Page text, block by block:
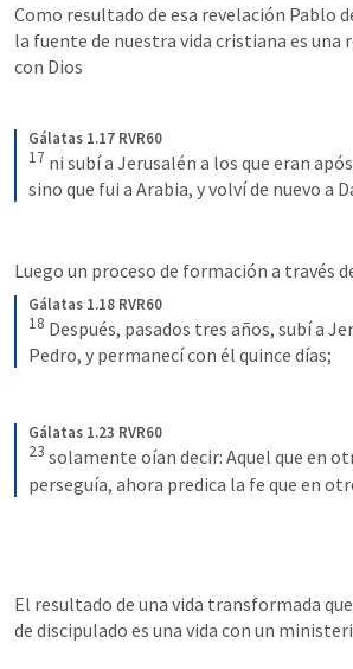
Como resultado de esa revelación Pablo
la fuente de nuestra vida cristiana es una
con Dios
Gálatas 1.17 RVR60
17 ni subí a Jerusalén a los que eran
sino que fui a Arabia, y volví de nuevo a
Luego un proceso de formación a través
Gálatas 1.18 RVR60
18 Después, pasados tres años, subí a
Pedro, y permanecí con él quince días;
Gálatas 1.23 RVR60
23 solamente oían decir: Aquel que en
perseguía, ahora predica la fe que en
El resultado de una vida transformada
de discipulado es una vida con un